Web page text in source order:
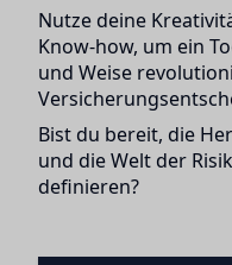
Nutze deine
Know-how, um ein
und Weise
Bist du bereit, die
und die Welt der
definieren?